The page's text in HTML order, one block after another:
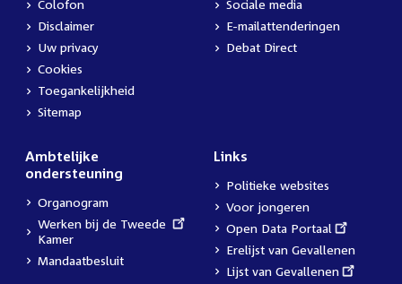
Colofon
Disclaimer
Uw privacy
Cookies
Toegankelijkheid
Sitemap
Sociale media
E-mailattenderingen
Debat Direct
Ambtelijke
ondersteuning
Organogram
External
link:
Werken bij de Tweede
Kamer
Mandaatbesluit
Links
Politieke websites
Voor jongeren
External
link:
Open Data Portaal
Erelijst van Gevallenen
External
Lijst van Gevallenen